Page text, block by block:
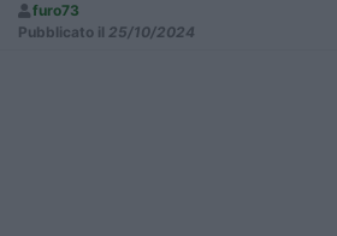
furo73
Pubblicato il 25/10/2024